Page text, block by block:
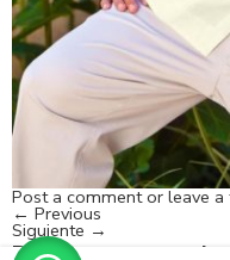
Post a commentor leave a
← Previous
Siguiente →